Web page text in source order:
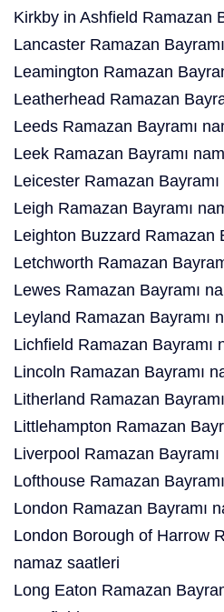
Kirkby in Ashfield Ramazan
Lancaster Ramazan
Leamington Ramazan
Leatherhead Ramazan
Leeds Ramazan Bayramı
Leek Ramazan Bayramı
Leicester Ramazan
Leigh Ramazan Bayramı
Leighton Buzzard Ramazan
Letchworth Ramazan
Lewes Ramazan Bayramı
Leyland Ramazan Bayramı
Lichfield Ramazan Bayramı
Lincoln Ramazan Bayramı
Litherland Ramazan
Littlehampton Ramazan
Liverpool Ramazan
Lofthouse Ramazan
London Ramazan Bayramı
London Borough of Harrow
namaz saatleri
Long Eaton Ramazan